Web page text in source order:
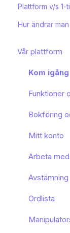
Plattform v/s 1-
Hur ändrar
Vår plattform
Kom igång
Funktioner
Bokföring
Mitt konto
Arbeta
Avstämning
Ordlista